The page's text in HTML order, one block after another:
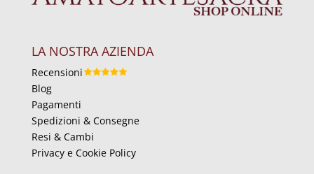
LA NOSTRA AZIENDA
Recensioni
Blog
Pagamenti
Spedizioni & Consegne
Resi & Cambi
Privacy e Cookie Policy